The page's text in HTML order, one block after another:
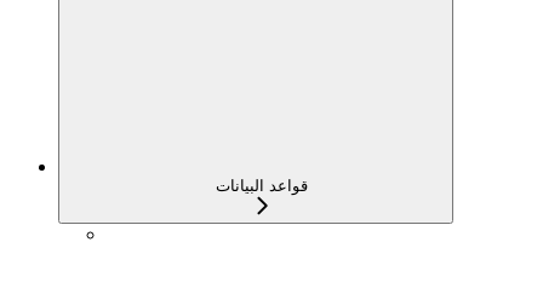
قواعد البيانات